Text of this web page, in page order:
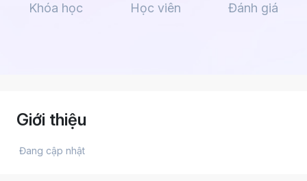
Khóa học Học viên Đánh giá
Giới thiệu
Đang cập nhật